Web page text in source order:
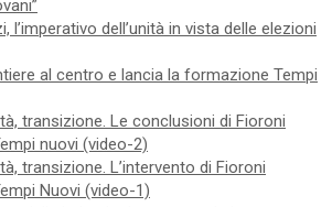
l’imperativo dell’unità in vista delle elezioni
al centro e lancia la formazione Tempi
transizione. Le conclusioni di Fioroni
nuovi (video-2)
transizione. L’intervento di Fioroni
Nuovi (video-1)